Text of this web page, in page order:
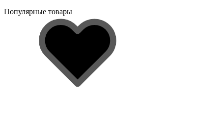
Популярные товары